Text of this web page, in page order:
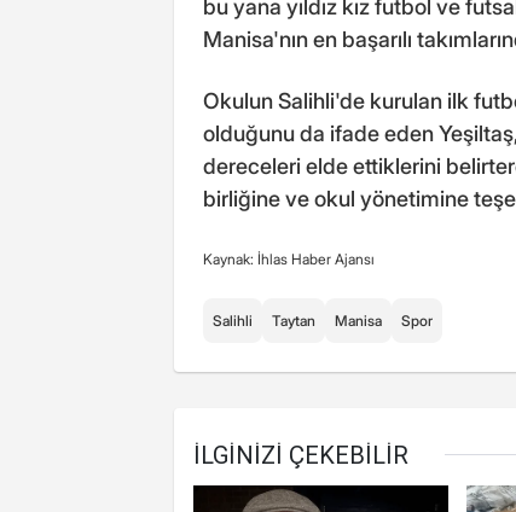
bu yana yıldız kız futbol ve
Manisa'nın en başarılı
Okulun Salihli'de kurulan ilk
olduğunu da ifade eden
dereceleri elde ettiklerini
birliğine ve okul yönetimine
Kaynak: İhlas Haber Ajansı
Salihli Taytan Manisa Spor